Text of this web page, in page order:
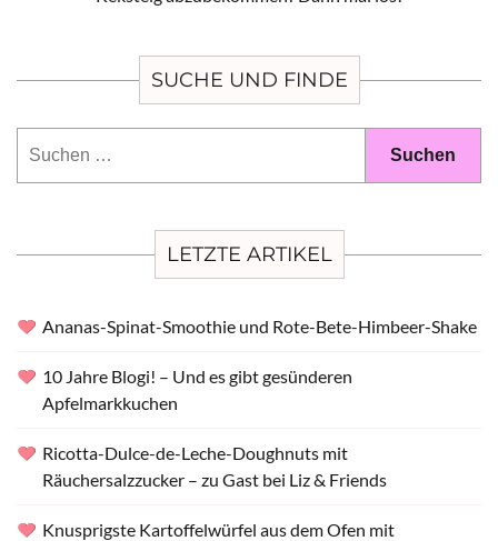
SUCHE UND FINDE
LETZTE ARTIKEL
Ananas-Spinat-Smoothie und Rote-Bete-Himbeer-Shake
10 Jahre Blogi! – Und es gibt gesünderen
Apfelmarkkuchen
Ricotta-Dulce-de-Leche-Doughnuts mit
Räuchersalzzucker – zu Gast bei Liz & Friends
Knusprigste Kartoffelwürfel aus dem Ofen mit